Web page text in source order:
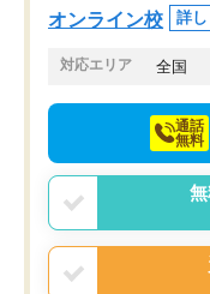
つ成績も上がり、苦
てきたので、さらに
でお願いしました。
オンライン校 詳
対応エリア 全国
通話
無料